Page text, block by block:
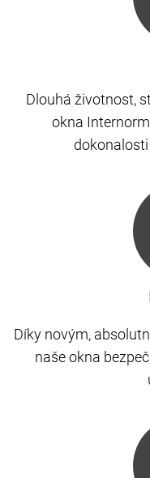
Dlouhá životnost,
okna
Díky novým,
naše okna